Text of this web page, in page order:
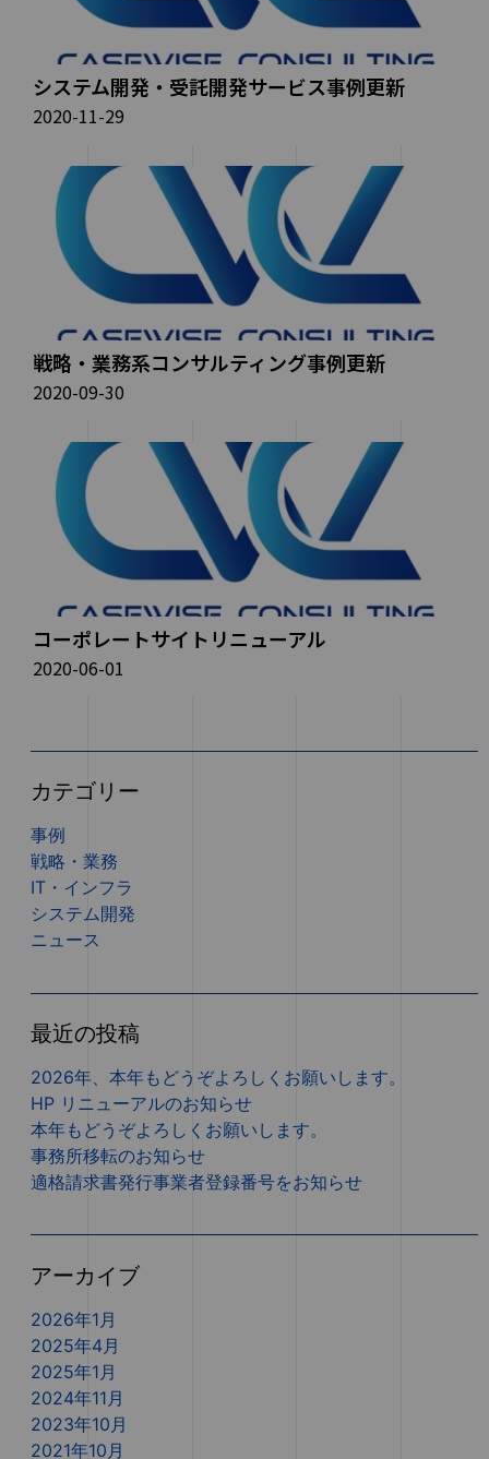
システム開発・受託開発サービス事例更新
2020-11-29
戦略・業務系コンサルティング事例更新
2020-09-30
コーポレートサイトリニューアル
2020-06-01
カテゴリー
事例
戦略・業務
IT・インフラ
システム開発
ニュース
最近の投稿
2026年、本年もどうぞよろしくお願いします。
HP リニューアルのお知らせ
本年もどうぞよろしくお願いします。
事務所移転のお知らせ
適格請求書発行事業者登録番号をお知らせ
アーカイブ
2026年1月
2025年4月
2025年1月
2024年11月
2023年10月
2021年10月